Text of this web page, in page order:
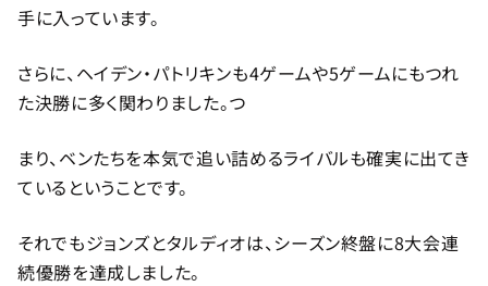
手に入っています。
さらに、ヘイデン・パトリキンも4ゲームや5ゲームにもつれ
た決勝に多く関わりました。つ
まり、ベンたちを本気で追い詰めるライバルも確実に出てき
ているということです。
それでもジョンズとタルディオは、シーズン終盤に8大会連
続優勝を達成しました。